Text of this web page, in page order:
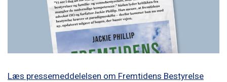
Læs pressemeddelelsen om Fremtidens Bestyrelse